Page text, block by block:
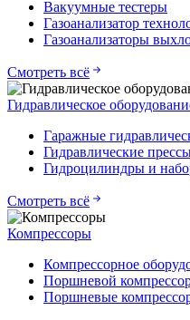
Вакуумные тестеры
Газоанализатор
Газоанализаторы
Смотреть всё
Гидравлическое
Гаражные
Гидравлические
Гидроцилиндры и
Смотреть всё
Компрессоры
Компрессорное
Поршневой
Поршневые